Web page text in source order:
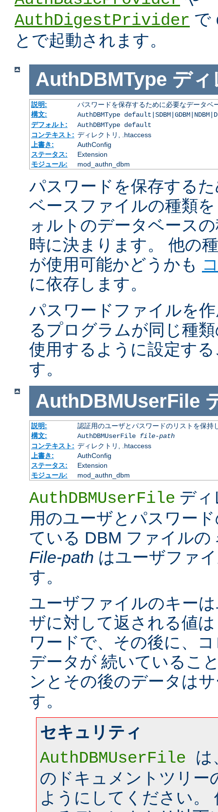
AuthDigestPrivider で
とで起動されます。
AuthDBMType ディ
説明:
パスワードを保存するために必要なデータベ
構文:
AuthDBMType
デフォルト:
AuthDBMType default
コンテキスト: ディレクトリ, .htaccess
上書き:
AuthConfig
ステータス:
Extension
モジュール:
mod_authn_dbm
パスワードを保存する
ベースファイルの種類
ォルトのデータベース
時に決まります。 他の
が使用可能かどうかも
に依存します。
パスワードファイルを
るプログラムが同じ種
使用するように設定す
す。
AuthDBMUserFile
説明:
認証用のユーザとパスワードのリストを保
構文:
AuthDBMUserFile file-path
コンテキスト: ディレクトリ, .htaccess
上書き:
AuthConfig
ステータス:
Extension
モジュール:
mod_authn_dbm
AuthDBMUserFile デ
用のユーザとパスワー
ている DBM ファイルの
File-path はユーザファ
す。
ユーザファイルのキー
ザに対して返される値
ワードで、その後に、
データが 続いているこ
ンとその後のデータは
す。
セキュリティ
AuthDBMUserFile は
のドキュメントツリー
ようにしてください。